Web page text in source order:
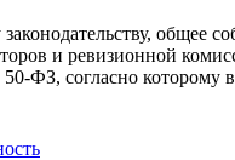
общее
и ревизионной
ФЗ, согласно которому